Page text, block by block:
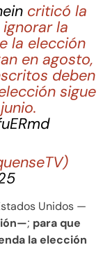
criticó la
la
la elección
en agosto,
deben
sigue
Unidos —
; para que
la elección